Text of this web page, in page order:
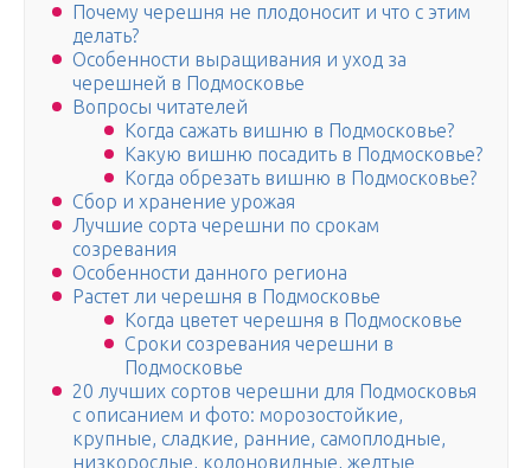
Почему черешня не плодоносит и что с этим
делать?
Особенности выращивания и уход за
черешней в Подмосковье
Вопросы читателей
Когда сажать вишню в Подмосковье?
Какую вишню посадить в Подмосковье?
Когда обрезать вишню в Подмосковье?
Сбор и хранение урожая
Лучшие сорта черешни по срокам
созревания
Особенности данного региона
Растет ли черешня в Подмосковье
Когда цветет черешня в Подмосковье
Сроки созревания черешни в
Подмосковье
20 лучших сортов черешни для Подмосковья
с описанием и фото: морозостойкие,
крупные, сладкие, ранние, самоплодные,
низкорослые, колоновидные, желтые